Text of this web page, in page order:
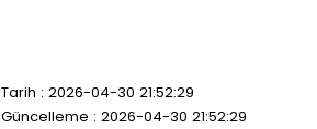
Tarih : 2026-04-30 21:52:29
Güncelleme : 2026-04-30 21:52:29